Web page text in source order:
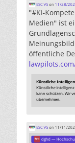
ESC VSon 11/28/
"#KI-
Medien" ist
öffentliche
Künstliche
Künstliche
kann schützen. Wir
übernehmen.
ESC VSon 11/11/
dghd —